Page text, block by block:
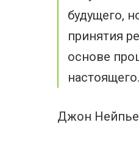
будущего,
принятия
основе
настоящего.
Джон